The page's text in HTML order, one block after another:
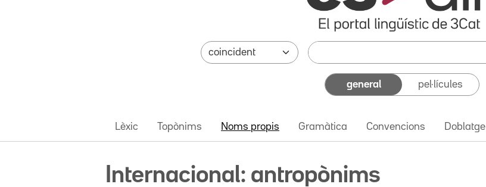
general pel·lícules
Lèxic Topònims Noms propis Gramàtica Convencions Doblatge
Internacional: antropònims